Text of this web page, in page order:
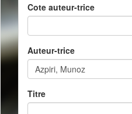
Cote auteur-trice
Auteur-trice
Titre